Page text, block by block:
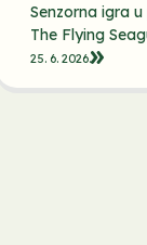
Senzorna igra
The Flying
25. 6. 2026.